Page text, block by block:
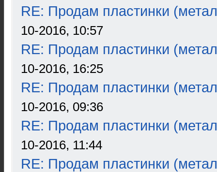
RE: Продам пластинки
10-2016, 10:57
RE: Продам пластинки
10-2016, 16:25
RE: Продам пластинки
10-2016, 09:36
RE: Продам пластинки
10-2016, 11:44
RE: Продам пластинки